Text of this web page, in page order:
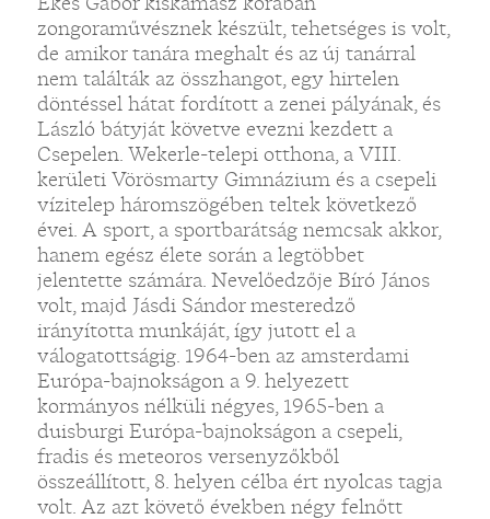
zongoraművésznek készült, tehetséges is volt,
de amikor tanára meghalt és az új tanárral
nem találták az összhangot, egy hirtelen
döntéssel hátat fordított a zenei pályának, és
László bátyját követve evezni kezdett a
Csepelen. Wekerle-telepi otthona, a VIII.
kerületi Vörösmarty Gimnázium és a csepeli
vízitelep háromszögében teltek következő
évei. A sport, a sportbarátság nemcsak akkor,
hanem egész élete során a legtöbbet
jelentette számára. Nevelőedzője Bíró János
volt, majd Jásdi Sándor mesteredző
irányította munkáját, így jutott el a
válogatottságig. 1964-ben az amsterdami
Európa-bajnokságon a 9. helyezett
kormányos nélküli négyes, 1965-ben a
duisburgi Európa-bajnokságon a csepeli,
fradis és meteoros versenyzőkből
összeállított, 8. helyen célba ért nyolcas tagja
volt. Az azt követő években négy felnőtt